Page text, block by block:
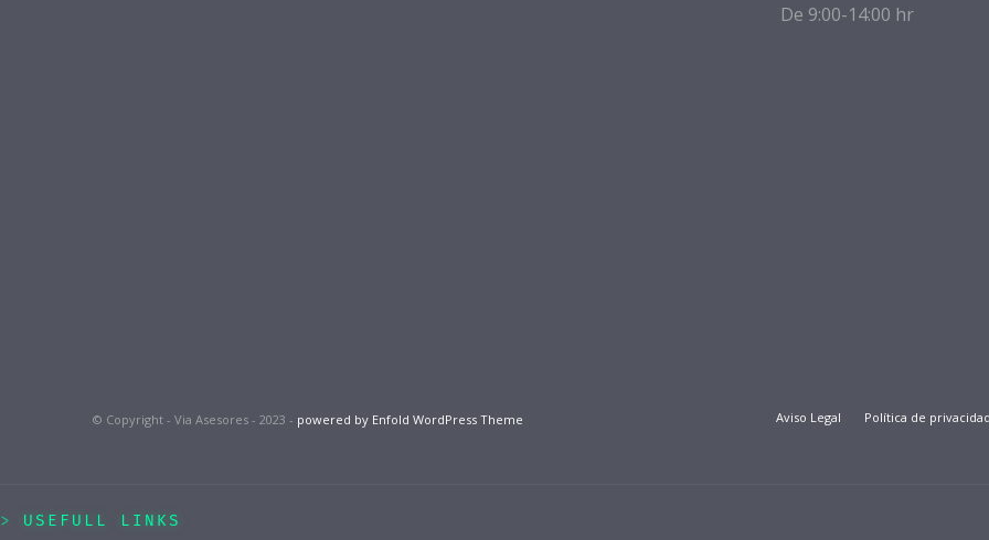
De 9:00-14:00 hr
© Copyright - Via Asesores - 2023 - powered by Enfold WordPress Theme Aviso Legal Política de privacidad
USEFULL LINKS